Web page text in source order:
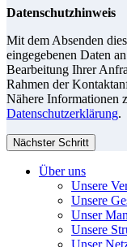
Datenschutzhinweis
Mit dem Absenden
eingegebenen Daten
Bearbeitung Ihrer
Rahmen der
Nähere Informationen
Datenschutzerklärung.
Nächster Schritt
Über uns
Unsere
Unsere
Unser
Unsere
Unser